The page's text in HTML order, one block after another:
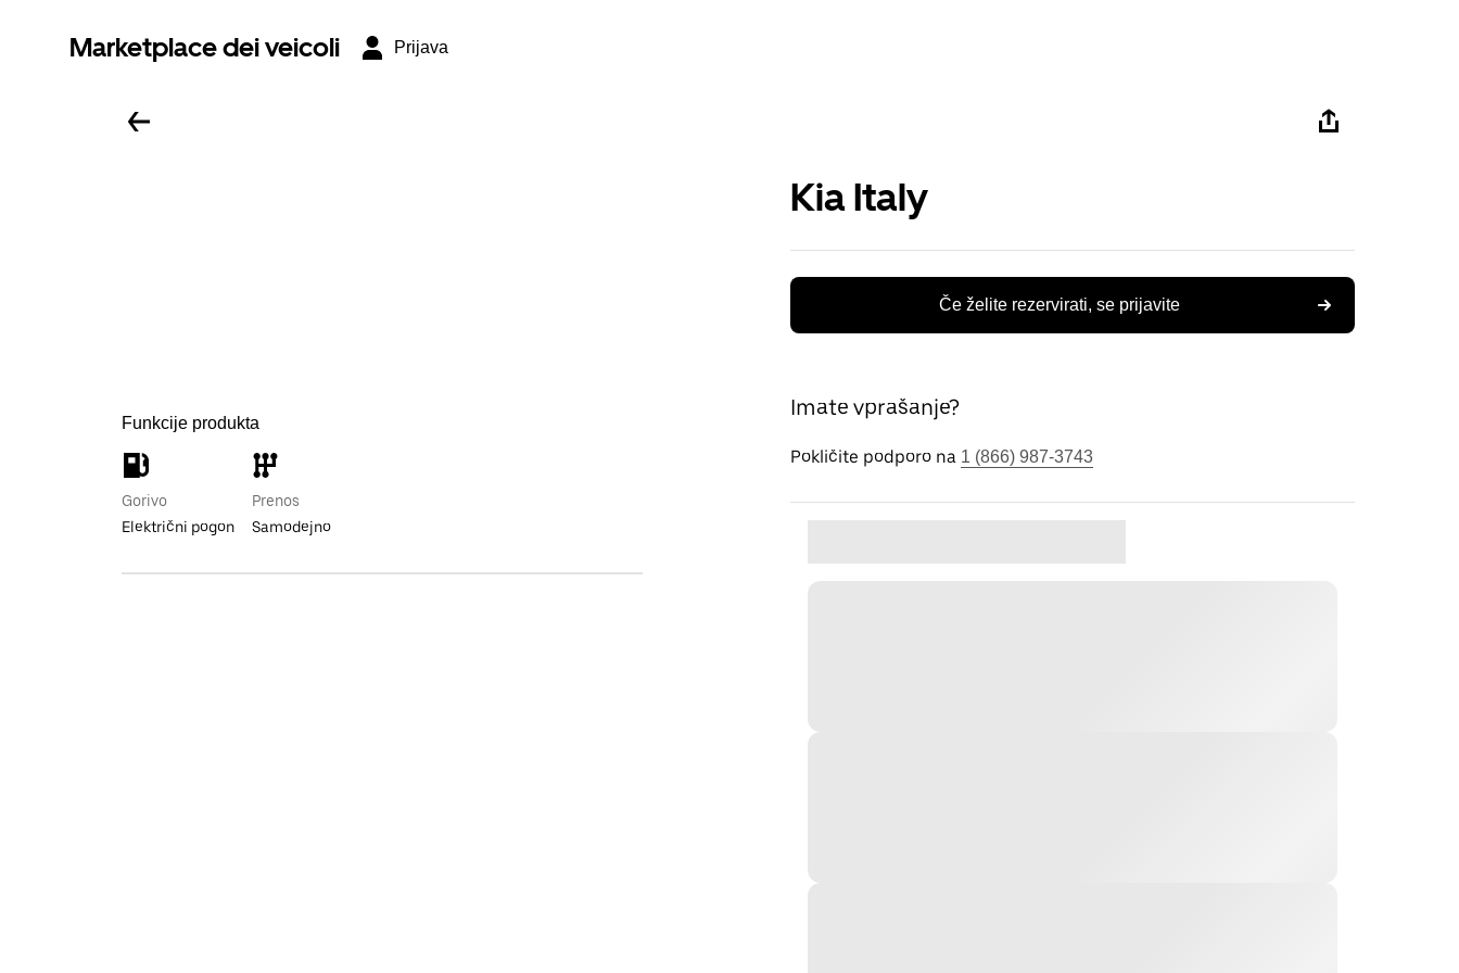
Marketplace dei veicoli Prijava
Funkcije produkta
Gorivo
Električni pogon
Prenos
Samodejno
Kia Italy
Če želite rezervirati, se prijavite
Imate vprašanje?
Pokličite podporo na 1 (866) 987-3743